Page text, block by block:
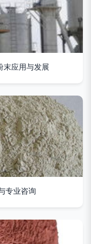
末应用与发展
专业咨询